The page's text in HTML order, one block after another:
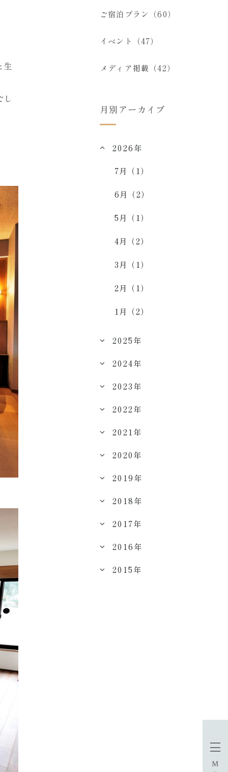
生
し
ご宿泊プラン（60）
イベント（47）
メディア掲載（42）
月別アーカイブ
2026年
7月（1）
6月（2）
5月（1）
4月（2）
3月（1）
2月（1）
1月（2）
2025年
2024年
2023年
2022年
2021年
2020年
2019年
2018年
2017年
2016年
2015年